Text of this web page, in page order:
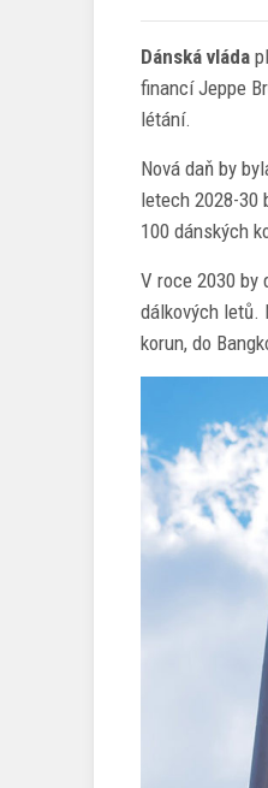
Dánská vláda
financí Jeppe
létání.
Nová daň by
letech 2028-30
100 dánských
V roce 2030 by
dálkových letů.
korun, do